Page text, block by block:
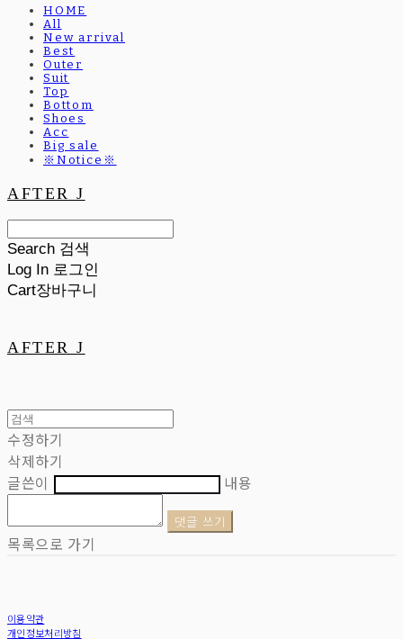
HOME
All
New arrival
Best
Outer
Suit
Top
Bottom
Shoes
Acc
Big sale
※Notice※
AFTER J
Search 검색
Log In 로그인
Cart장바구니
AFTER J
수정하기
삭제하기
글쓴이
내용
댓글 쓰기
목록으로 가기
이용약관
개인정보처리방침